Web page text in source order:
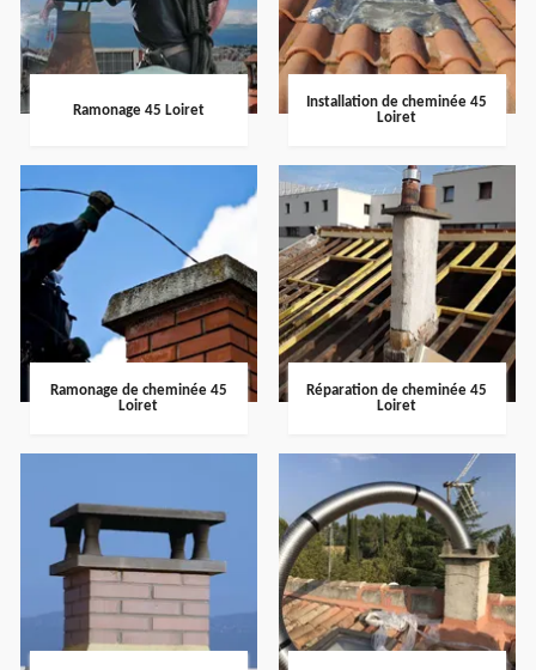
Ramonage 45 Loiret
Installation de cheminée 45
Loiret
Ramonage de cheminée 45
Loiret
Réparation de cheminée 45
Loiret